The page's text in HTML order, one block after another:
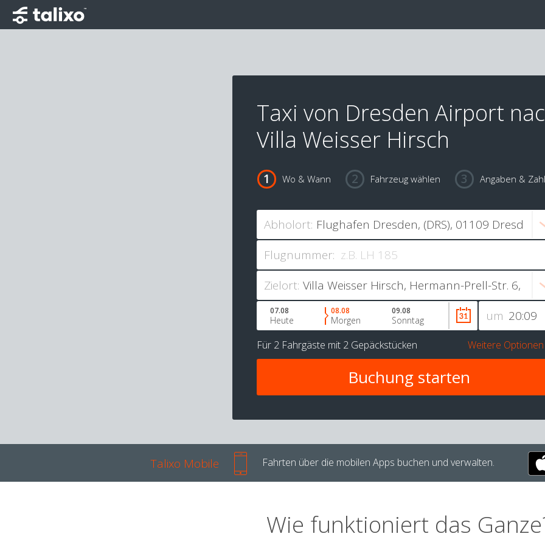
Taxi von Dresden Airport
Villa Weisser Hirsch
Wo & Wann Fahrzeug wählen Angaben &
Abholort:
Flugnummer:
Zielort:
um
07.08
Heute
08.08
Morgen
09.08
Sonntag
Für 2 Fahrgäste mit 2 Gepäckstücken Weitere Optionen
Talixo Mobile Fahrten über die mobilen Apps buchen und verwalten.
Wie funktioniert das